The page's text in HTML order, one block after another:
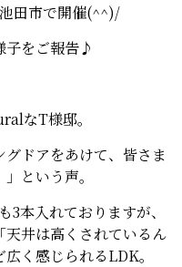
田市で開催(^^)/
子をご報告♪
なT様邸。
ドアをあけて、皆さま
という声。
本入れておりますが、
井は高くされているん
く感じられるLDK。